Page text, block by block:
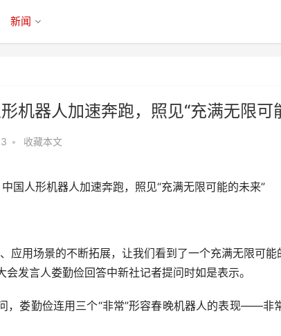
新闻
机器人加速奔跑，照见“充满无限可
• 收藏本文
人形机器人加速奔跑，照见“充满无限可能的未来”
用场景的不断拓展，让我们看到了一个充满无限可能
发言人娄勤俭回答中新社记者提问时如是表示。
娄勤俭连用三个“非常”形容春晚机器人的表现——非